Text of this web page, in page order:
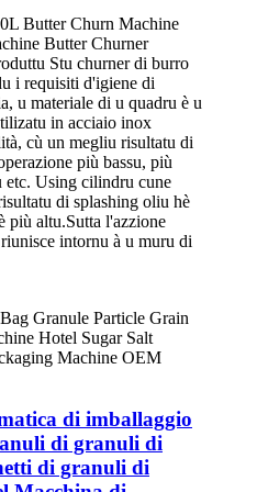
Butter Churn Machine
Butter Churner
Stu churner di burro
i requisiti d'igiene di
u materiale di u quadru è u
in acciaio inox
cù un megliu risultatu di
più bassu, più
etc. Using cilindru cune
di splashing oliu hè
più altu.Sutta l'azzione
intornu à u muru di
di imballaggio
di granuli di
di granuli di